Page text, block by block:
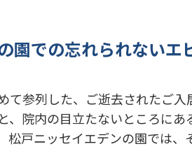
園での忘れられないエ
参列した、ご逝去されたご入
、院内の目立たないところにあ
松戸ニッセイエデンの園では、